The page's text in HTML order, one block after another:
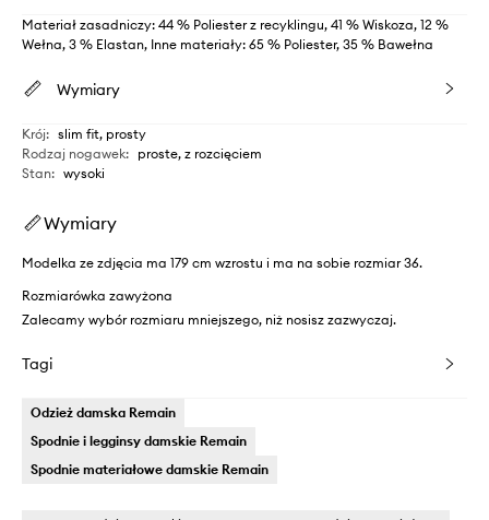
Materiał zasadniczy: 44 % Poliester z recyklingu, 41 % Wiskoza, 12 %
Wełna, 3 % Elastan, Inne materiały: 65 % Poliester, 35 % Bawełna
Wymiary
Krój: slim fit, prosty
Rodzaj nogawek: proste, z rozcięciem
Stan: wysoki
Wymiary
Modelka ze zdjęcia ma 179 cm wzrostu i ma na sobie rozmiar 36.
Rozmiarówka zawyżona
Zalecamy wybór rozmiaru mniejszego, niż nosisz zazwyczaj.
Tagi
Odzież damska Remain
Spodnie i legginsy damskie Remain
Spodnie materiałowe damskie Remain